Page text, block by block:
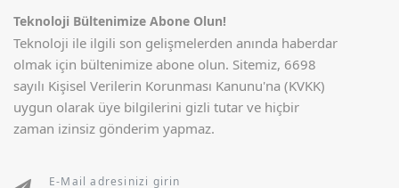
Teknoloji Bültenimize Abone Olun!
Teknoloji ile ilgili son gelişmelerden anında haberdar
olmak için bültenimize abone olun. Sitemiz, 6698
sayılı Kişisel Verilerin Korunması Kanunu'na (KVKK)
uygun olarak üye bilgilerini gizli tutar ve hiçbir
zaman izinsiz gönderim yapmaz.